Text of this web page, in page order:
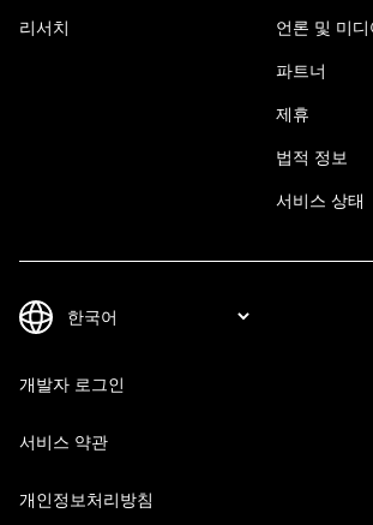
리서치 언론 및 미디
파트너
제휴
법적 정보
서비스 상태
개발자 로그인
서비스 약관
개인정보처리방침